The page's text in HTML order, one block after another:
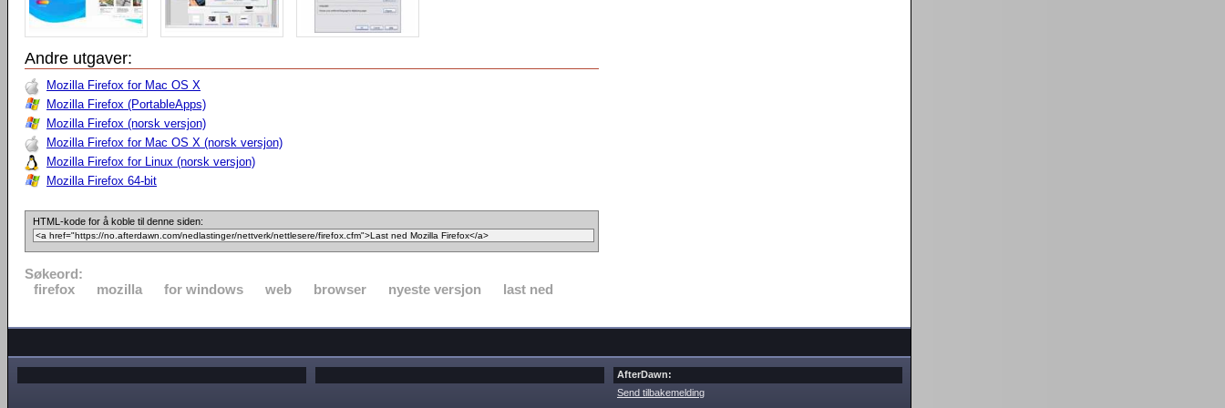
Andre utgaver:
Mozilla Firefox for Mac OS X
Mozilla Firefox (PortableApps)
Mozilla Firefox (norsk versjon)
Mozilla Firefox for Mac OS X (norsk versjon)
Mozilla Firefox for Linux (norsk versjon)
Mozilla Firefox 64-bit
HTML-kode for å koble til denne siden:
Søkeord:
firefox
mozilla for windows web browser nyeste versjon last ned
AfterDawn:
Send tilbakemelding